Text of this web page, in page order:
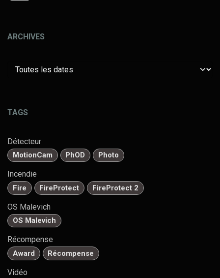
ARCHIVES
TAGS
Détecteur
MotionCam PhOD Photo
Incendie
Fire FireProtect FireProtect 2
OS Malevich
OS Malevich
Récompense
Award Récompense
Vidéo